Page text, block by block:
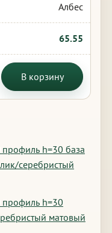
Албес
65.55
В корзину
профиль h=30 база
серебристый
профиль h=30
матовый